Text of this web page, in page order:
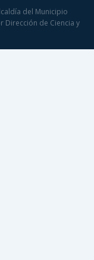
del Municipio
Dirección de Ciencia y